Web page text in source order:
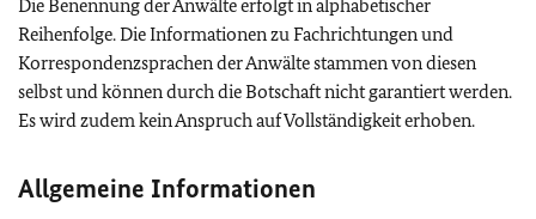
Die Benennung der Anwälte erfolgt in alphabetischer
Reihenfolge. Die Informationen zu Fachrichtungen und
Korrespondenzsprachen der Anwälte stammen von diesen
selbst und können durch die Botschaftnicht garantiert werden.
Es wird zudem kein Anspruch auf Vollständigkeit erhoben.
Allgemeine Informationen